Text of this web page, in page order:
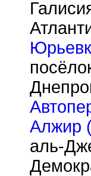
Алжир
аль-